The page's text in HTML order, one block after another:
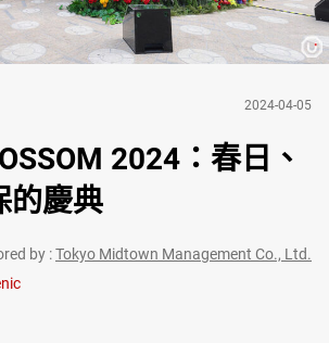
2024-04-05
2024：春日、
的慶典
by :Tokyo Midtown Management Co., Ltd.